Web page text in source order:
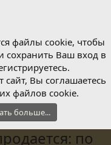
файлы cookie, чтобы
сохранить Ваш вход в
сайт, Вы соглашаетесь
файлов cookie.
больше...
по